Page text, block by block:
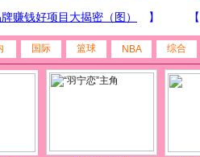
国际 篮球 NBA 综合